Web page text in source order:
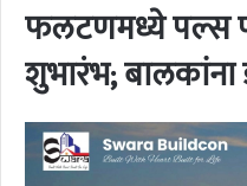
फलटणमध्ये पल्स
शुभारंभ;